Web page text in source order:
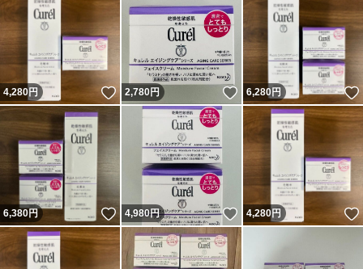
4,280円 いいね！
2,780円 いいね！
6,280 円
6,380円 いいね！
4,980円 いいね！
4,280円